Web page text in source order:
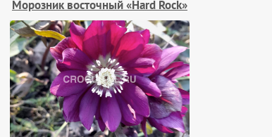
Морозник восточный «Hard Rock»